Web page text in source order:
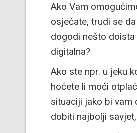
Ako Vam
osjećate, trudi se
dogodi nešto
digitalna?
Ako ste npr. u jeku
hoćete li moći
situaciji jako bi
dobiti najbolji